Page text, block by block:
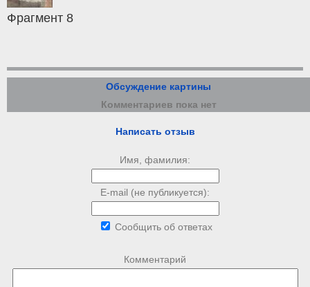
Фрагмент 8
Обсуждение картины
Комментариев пока нет
Написать отзыв
Имя, фамилия:
E-mail (не публикуется):
Сообщить об ответах
Комментарий